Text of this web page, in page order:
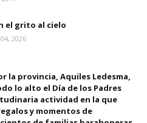
el grito al cielo
2026
la provincia, Aquiles Ledesma,
lo alto el Día de los Padres
actividad en la que
y momentos de